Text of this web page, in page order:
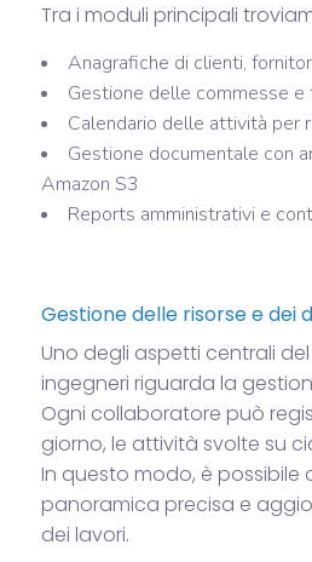
Tra i moduli principali
Anagrafiche di clienti,
Gestione delle commesse e
Calendario delle attività per
Gestione documentale con
Amazon S3
Reports amministrativi e
Gestione delle risorse e dei
Uno degli aspetti centrali
ingegneri riguarda la
Ogni collaboratore può
giorno, le attività svolte su
In questo modo, è possibile
panoramica precisa e
dei lavori.